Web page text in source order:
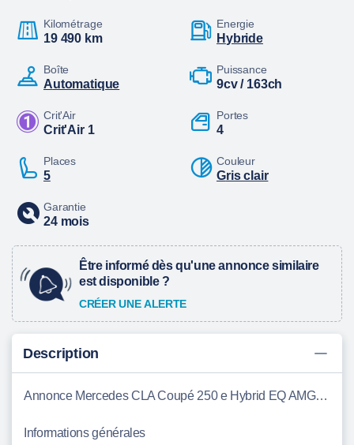
Kilométrage
19 490 km
Energie
hybride
Boîte
automatique
Puissance
9cv / 163ch
Crit'Air
Crit'Air 1
Portes
4
Places
5
Couleur
Gris clair
Garantie
24 mois
Être informé dès qu'une annonce similaire
est disponible ?
CRÉER UNE ALERTE
Description
Annonce Mercedes CLA Coupé 250 e Hybrid EQ AMG Line Sallertaine
Informations générales